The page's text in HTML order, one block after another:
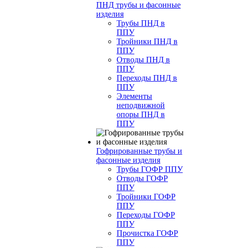
ПНД трубы и фасонные
изделия
Трубы ПНД в
ППУ
Тройники ПНД в
ППУ
Отводы ПНД в
ППУ
Переходы ПНД в
ППУ
Элементы
неподвижной
опоры ПНД в
ППУ
Гофрированные трубы и
фасонные изделия
Трубы ГОФР ППУ
Отводы ГОФР
ППУ
Тройники ГОФР
ППУ
Переходы ГОФР
ППУ
Прочистка ГОФР
ППУ